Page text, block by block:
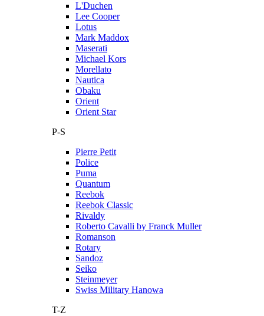
L'Duchen
Lee Cooper
Lotus
Mark Maddox
Maserati
Michael Kors
Morellato
Nautica
Obaku
Orient
Orient Star
P-S
Pierre Petit
Police
Puma
Quantum
Reebok
Reebok Classic
Rivaldy
Roberto Cavalli by Franck Muller
Romanson
Rotary
Sandoz
Seiko
Steinmeyer
Swiss Military Hanowa
T-Z